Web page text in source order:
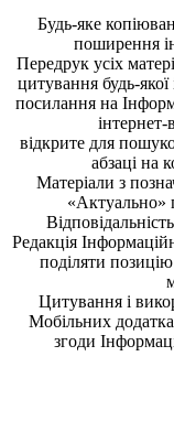
Будь-яке
поширення
Передрук усіх
цитування будь-якої
посилання на
відкрите для
абзаці на
Матеріали з
«Актуально»
Редакція
поділяти позицію
Цитування і
Мобільних
згоди